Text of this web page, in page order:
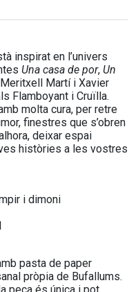
inspirat en l’univers
Una casa de por, Un
Martí i Xavier
Flamboyant i Cruïlla.
molta cura, per retre
finestres que s’obren
deixar espai
històries a les vostres
i dimoni
pasta de paper
pròpia de Bufallums.